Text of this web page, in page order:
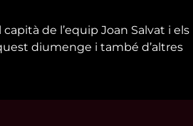
de l’equip Joan Salvat i els
diumenge i també d’altres